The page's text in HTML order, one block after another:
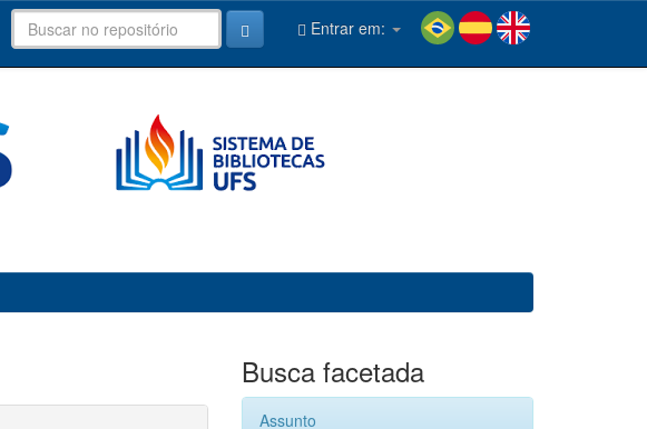
Entrar em:
Busca facetada
Assunto